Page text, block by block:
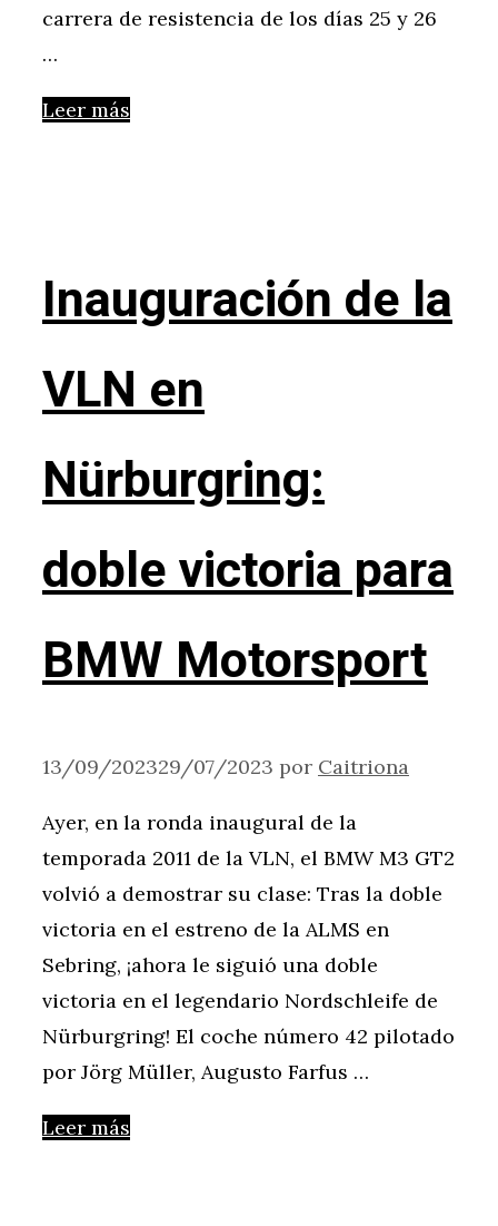
carrera de resistencia de los días 25 y 26
…
Leer más
Inauguración de la
VLN en
Nürburgring:
doble victoria para
BMW Motorsport
13/09/202329/07/2023 por Caitriona
Ayer, en la ronda inaugural de la
temporada 2011 de la VLN, el BMW M3 GT2
volvió a demostrar su clase: Tras la doble
victoria en el estreno de la ALMS en
Sebring, ¡ahora le siguió una doble
victoria en el legendario Nordschleife de
Nürburgring! El coche número 42 pilotado
por Jörg Müller, Augusto Farfus …
Leer más